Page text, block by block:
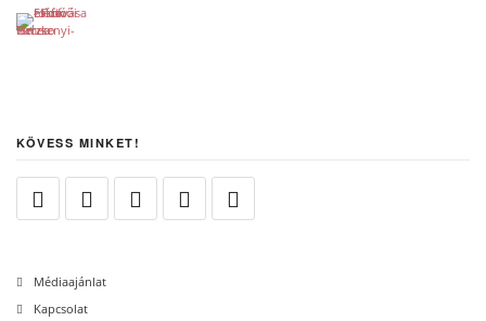
KÖVESS MINKET!
Médiaajánlat
Kapcsolat